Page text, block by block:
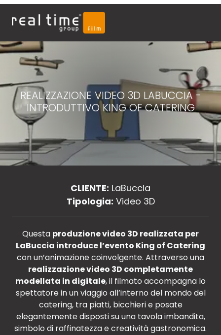
REALIZZAZIONE VIDEO 3D LABUCCIA -
INTRODUTTIVO KING OF CATERING
CLIENTE: LaBuccia
Tipologia: Video 3D
Questa produzione video 3D realizzata per
LaBuccia introduce l’evento King of Catering
con un’animazione coinvolgente. Attraverso una
realizzazione video 3D completamente
modellata in digitale, il filmato accompagna lo
spettatore in un viaggio all’interno del mondo del
catering, tra piatti, bicchieri e posate
elegantemente disposti su una tavola imbandita,
simbolo di raffinatezza e creatività gastronomica.